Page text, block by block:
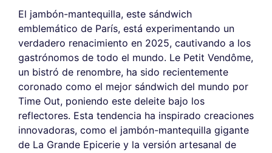
El jambón-mantequilla, este sándwich
emblemático de París, está experimentando un
verdadero renacimiento en 2025, cautivando a los
gastrónomos de todo el mundo. Le Petit Vendôme,
un bistró de renombre, ha sido recientemente
coronado como el mejor sándwich del mundo por
Time Out, poniendo este deleite bajo los
reflectores. Esta tendencia ha inspirado creaciones
innovadoras, como el jambón-mantequilla gigante
de La Grande Epicerie y la versión artesanal de